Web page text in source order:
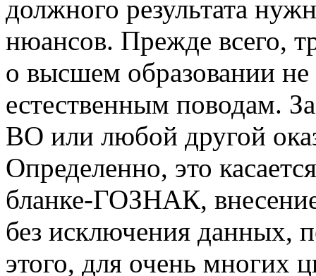
должного результата
нюансов. Прежде всего,
о высшем образовании
естественным поводам.
ВО или любой другой
Определенно, это
бланке-ГОЗНАК,
без исключения данных,
этого, для очень многих